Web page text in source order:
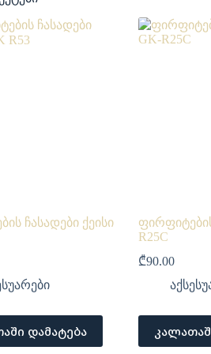
ჩასადები ქეისი
დამატება
R25C
₾90.00